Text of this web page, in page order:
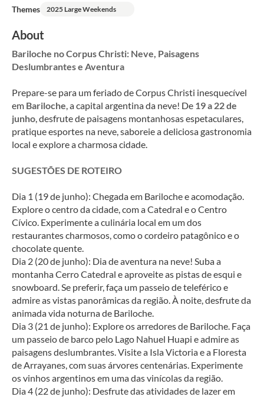
Themes
2025 Large Weekends
About
Bariloche no Corpus Christi: Neve, Paisagens
Deslumbrantes e Aventura
Prepare-se para um feriado de Corpus Christi inesquecível
em Bariloche, a capital argentina da neve! De 19 a 22 de
junho, desfrute de paisagens montanhosas espetaculares,
pratique esportes na neve, saboreie a deliciosa gastronomia
local e explore a charmosa cidade.
SUGESTÕES DE ROTEIRO
Dia 1 (19 de junho): Chegada em Bariloche e acomodação.
Explore o centro da cidade, com a Catedral e o Centro
Cívico. Experimente a culinária local em um dos
restaurantes charmosos, como o cordeiro patagônico e o
chocolate quente.
Dia 2 (20 de junho): Dia de aventura na neve! Suba a
montanha Cerro Catedral e aproveite as pistas de esqui e
snowboard. Se preferir, faça um passeio de teleférico e
admire as vistas panorâmicas da região. À noite, desfrute da
animada vida noturna de Bariloche.
Dia 3 (21 de junho): Explore os arredores de Bariloche. Faça
um passeio de barco pelo Lago Nahuel Huapi e admire as
paisagens deslumbrantes. Visite a Isla Victoria e a Floresta
de Arrayanes, com suas árvores centenárias. Experimente
os vinhos argentinos em uma das vinícolas da região.
Dia 4 (22 de junho): Desfrute das atividades de lazer em